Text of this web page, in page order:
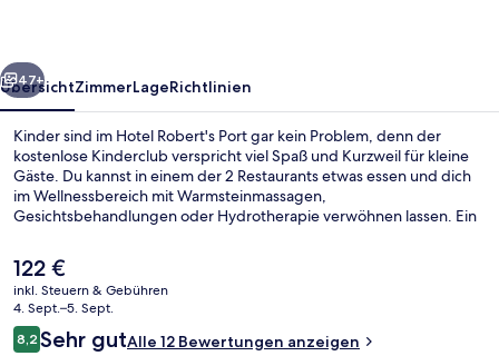
Weiter
47+
ÜbersichtZimmerLageRichtlinien
Kinder sind im Hotel Robert's Port gar kein Problem, denn der
kostenlose Kinderclub verspricht viel Spaß und Kurzweil für kleine
Gäste. Du kannst in einem der 2 Restaurants etwas essen und dich
im Wellnessbereich mit Warmsteinmassagen,
Gesichtsbehandlungen oder Hydrotherapie verwöhnen lassen. Ein
ebenfalls zum Angebot.
Der
aktuelle
Preis
beträgt
122 €.
122 €
inkl. Steuern & Gebühren
4. Sept.–5. Sept.
Bewertungen
8,28,2 von 10.
Sehr gutAlle 12 Bewertungen anzeigen